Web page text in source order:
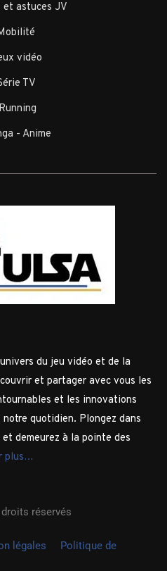
et astuces JV
vidéo
TV
- Anime
du jeu vidéo et de la
et partager avec vous les
et les innovations
quotidien. Plongez dans
demeurez à la pointe des
plus…
réservés
légales
Politique de